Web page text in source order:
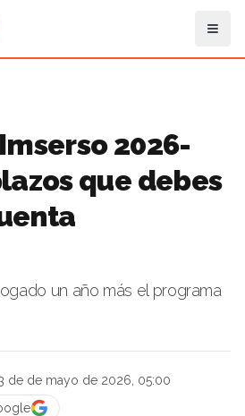
2026-
que debes
un año más el programa
de de mayo de 2026, 05:00